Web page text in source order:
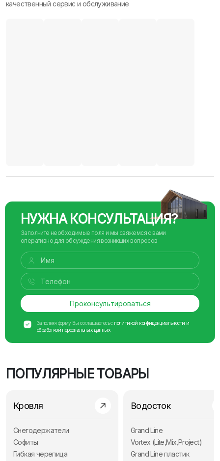
качественный сервис и обслуживание
НУЖНА КОНСУЛЬТАЦИЯ?
Заполните необходимые поля и мы свяжемся с вами
оперативно для обсуждения возникших вопросов
Проконсультироваться
Заполняя форму Вы соглашаетесь с политикой конфиденциальности и
обработкой персональных данных
ПОПУЛЯРНЫЕ ТОВАРЫ
Кровля
Снегодержатели
Софиты
Гибкая черепица
Водосток
Grand Line
Vortex (Lite,Mix,Project)
Grand Line пластик